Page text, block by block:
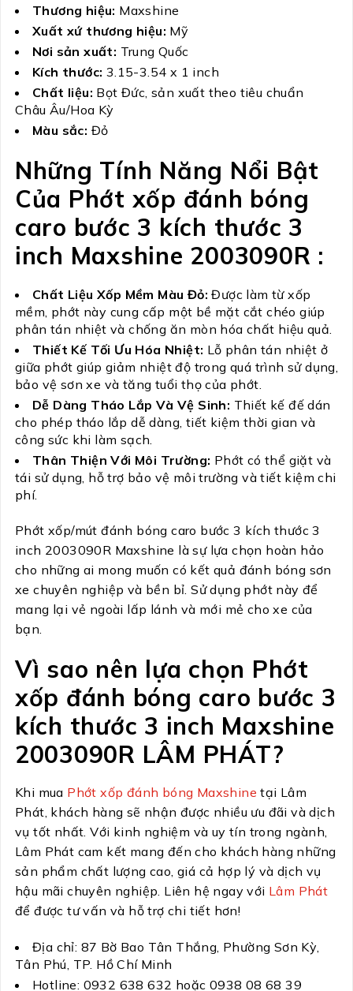
Thương hiệu: Maxshine
Xuất xứ thương hiệu: Mỹ
Nơi sản xuất: Trung Quốc
Kích thước: 3.15-3.54 x 1 inch
Chất liệu: Bọt Đức, sản xuất theo tiêu chuẩn
Châu Âu/Hoa Kỳ
Màu sắc: Đỏ
Những Tính Năng Nổi Bật
Của Phớt xốp đánh bóng
caro bước 3 kích thước 3
inch Maxshine 2003090R :
Chất Liệu Xốp Mềm Màu Đỏ: Được làm từ xốp
mềm, phớt này cung cấp một bề mặt cắt chéo giúp
phân tán nhiệt và chống ăn mòn hóa chất hiệu quả.
Thiết Kế Tối Ưu Hóa Nhiệt: Lỗ phân tán nhiệt ở
giữa phớt giúp giảm nhiệt độ trong quá trình sử dụng,
bảo vệ sơn xe và tăng tuổi thọ của phớt.
Dễ Dàng Tháo Lắp Và Vệ Sinh: Thiết kế đế dán
cho phép tháo lắp dễ dàng, tiết kiệm thời gian và
công sức khi làm sạch.
Thân Thiện Với Môi Trường: Phớt có thể giặt và
tái sử dụng, hỗ trợ bảo vệ môi trường và tiết kiệm chi
phí.
Phớt xốp/mút đánh bóng caro bước 3 kích thước 3
inch 2003090R Maxshine là sự lựa chọn hoàn hảo
cho những ai mong muốn có kết quả đánh bóng sơn
xe chuyên nghiệp và bền bỉ. Sử dụng phớt này để
mang lại vẻ ngoài lấp lánh và mới mẻ cho xe của
bạn.
Vì sao nên lựa chọn Phớt
xốp đánh bóng caro bước 3
kích thước 3 inch Maxshine
2003090R LÂM PHÁT?
Khi mua Phớt xốp đánh bóng Maxshine tại Lâm
Phát, khách hàng sẽ nhận được nhiều ưu đãi và dịch
vụ tốt nhất. Với kinh nghiệm và uy tín trong ngành,
Lâm Phát cam kết mang đến cho khách hàng những
sản phẩm chất lượng cao, giá cả hợp lý và dịch vụ
hậu mãi chuyên nghiệp. Liên hệ ngay với Lâm Phát
để được tư vấn và hỗ trợ chi tiết hơn!
Địa chỉ: 87 Bờ Bao Tân Thắng, Phường Sơn Kỳ,
Tân Phú, TP. Hồ Chí Minh
Hotline: 0932 638 632 hoặc 0938 08 68 39